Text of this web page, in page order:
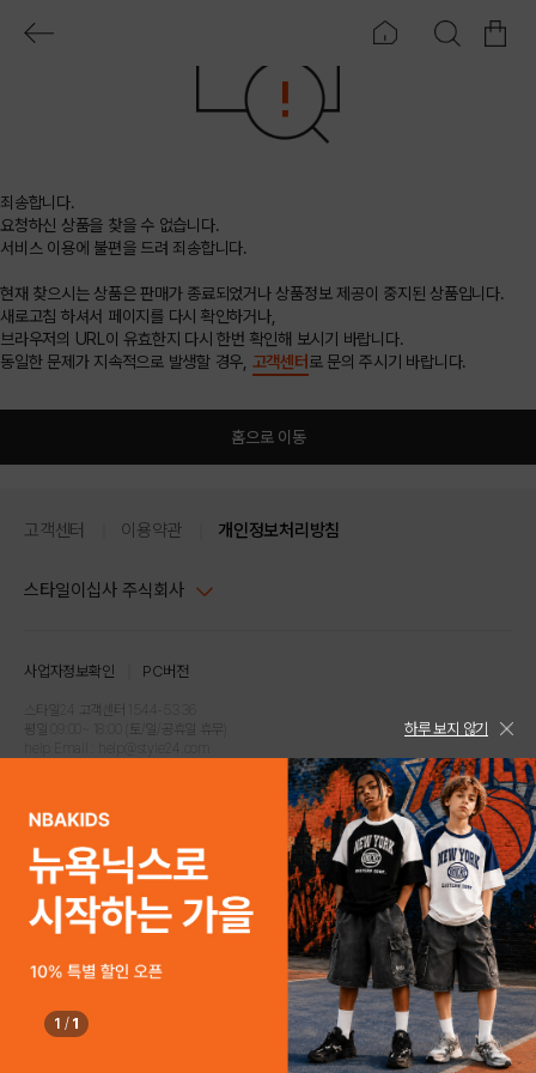
죄송합니다.
요청하신 상품을 찾을 수 없습니다.
서비스 이용에 불편을 드려 죄송합니다.
현재 찾으시는 상품은 판매가 종료되었거나 상품정보 제공이 중지된 상품입니다.
새로고침 하셔서 페이지를 다시 확인하거나,
브라우저의 URL이 유효한지 다시 한번 확인해 보시기 바랍니다.
동일한 문제가 지속적으로 발생할 경우, 고객센터 로 문의 주시기 바랍니다.
홈으로 이동
고객센터 이용약관 개인정보처리방침
스타일이십사 주식회사
주소 : 서울시 강남구 논현로 633, 6층 (논현동, 한세엠케이빌딩)
사업자등록번호 : 116-81-32499
통신판매업신고번호 : 제 2024-서울강남-04239
고객센터 1544-5336(평일 09:00~ 18:00 토/일/공휴일 휴무)
사업자정보확인 PC버전
스타일24 고객센터 1544-5336
평일 09:00~ 18:00 (토/일/공휴일 휴무)
COPYRIGHTⓒ2021 STYLE24 ALL RIGHTS RESERVED.
하루 보지 않기
1 / 1